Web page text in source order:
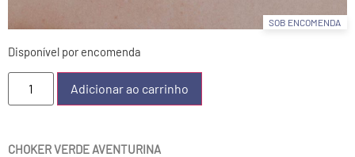
SOB ENCOMENDA
Disponível por encomenda
Adicionar ao carrinho
CHOKER VERDE AVENTURINA